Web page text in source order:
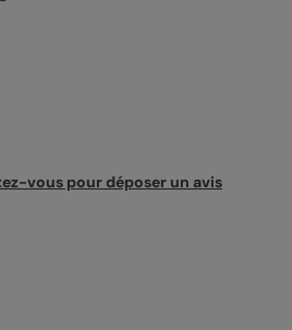
vous pour déposer un avis